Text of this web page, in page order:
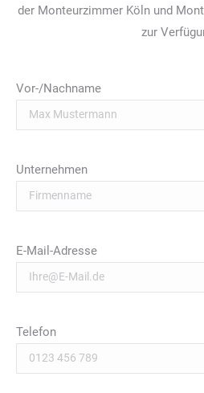
der Monteurzimmer Köln und
zur
Vor-/Nachname
Unternehmen
E-Mail-Adresse
Telefon